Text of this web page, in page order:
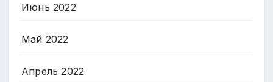
Июнь 2022
Май 2022
Апрель 2022